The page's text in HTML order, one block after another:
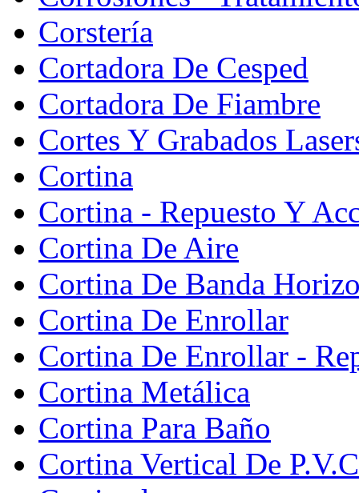
Corstería
Cortadora De Cesped
Cortadora De Fiambre
Cortes Y Grabados
Cortina
Cortina - Repuesto Y
Cortina De Aire
Cortina De Banda
Cortina De Enrollar
Cortina De Enrollar -
Cortina Metálica
Cortina Para Baño
Cortina Vertical De P.V.C